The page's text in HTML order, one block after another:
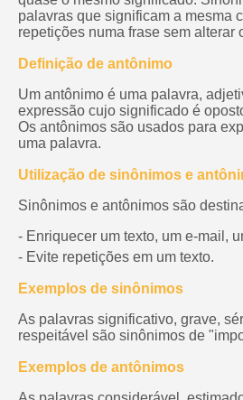
palavras que significam a mesma
repetições numa frase sem alterar
Definição de antônimo
Um antônimo é uma palavra,
expressão cujo significado é
Os antônimos são usados para
uma palavra.
Utilização de sinônimos e
Sinônimos e antônimos são
- Enriquecer um texto, um e-mail,
- Evite repetições em um texto.
Exemplos de sinônimos
As palavras significativo, grave,
respeitável são sinônimos de
Exemplos de antônimos